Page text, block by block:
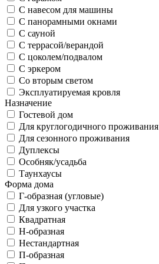
С навесом для машины
С панорамными окнами
С сауной
С террасой/верандой
С цоколем/подвалом
С эркером
Со вторым светом
Эксплуатируемая кровля
Назначение
Гостевой дом
Для круглогодичного проживания
Для сезонного проживания
Дуплексы
Особняк/усадьба
Таунхаусы
Форма дома
Г-образная (угловые)
Для узкого участка
Квадратная
Н-образная
Нестандартная
П-образная